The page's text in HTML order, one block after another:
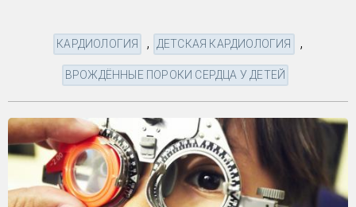
КАРДИОЛОГИЯ , ДЕТСКАЯ КАРДИОЛОГИЯ ,
ВРОЖДЁННЫЕ ПОРОКИ СЕРДЦА У ДЕТЕЙ